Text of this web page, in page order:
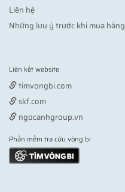
Liên hệ
Những lưu ý trước khi mua hàng
Liên kết website
timvongbi.com
skf.com
ngocanhgroup.vn
Phần mềm tra cứu vòng bi